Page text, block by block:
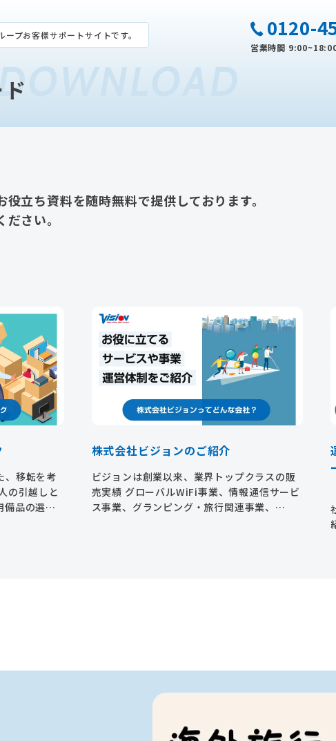
ープお客様サポートサイトです。 0120-
営業時間
立ち資料を随時無料で提供しております。
さい。
、移転を考
の引越しと
備品の選
株式会社ビジョンのご紹介
ビジョンは創業以来、業界トップクラスの販
売実績 グローバルWiFi事業、情報通信サービ
ス事業、グランピング・旅行関連事業、